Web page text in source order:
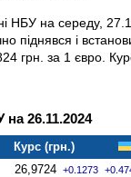
НБУ на середу,
і
грн. за 1 євро.
26.11.2024
Курс (грн.)
26,9724 +0.1273